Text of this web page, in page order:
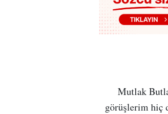
Mutlak
görüşlerim hiç